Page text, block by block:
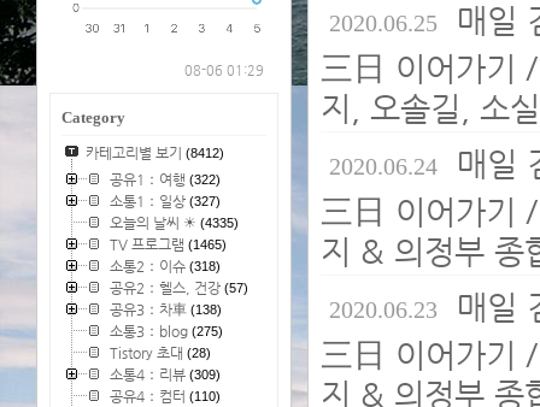
08-06 01:29
Category
카테고리별 보기 (8412)
공유1：여행 (322)
소통1：일상 (327)
오늘의 날씨 ☀ (4335)
TV 프로그램 (1465)
소통2：이슈 (318)
공유2：헬스, 건강 (57)
공유3：차車 (138)
소통3：blog (275)
Tistory 초대 (28)
소통4：리뷰 (309)
공유4：컴터 (110)
2020.06.25 매일
三日 이어가기
지, 오솔길, 소
2020.06.24 매일
三日 이어가기
지 & 의정부 종
2020.06.23 매일
三日 이어가기
지 & 의정부 종